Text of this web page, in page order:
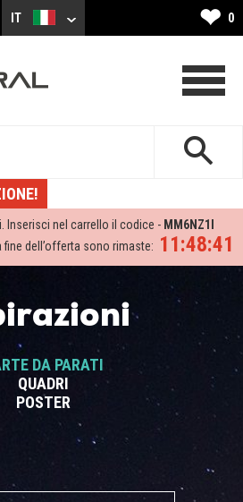
IT ❤ 0
Inserisci nel carrello il codice - MM6NZ1I
11:48:40
fine dell’offerta sono rimaste:
DA PARATI
QUADRI
POSTER